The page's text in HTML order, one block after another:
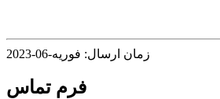
زمان ارسال: فوریه-06-2023
فرم تماس